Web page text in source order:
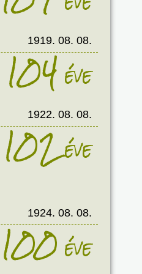
1919. 08. 08.
104éve
1922. 08. 08.
102éve
1924. 08. 08.
100éve